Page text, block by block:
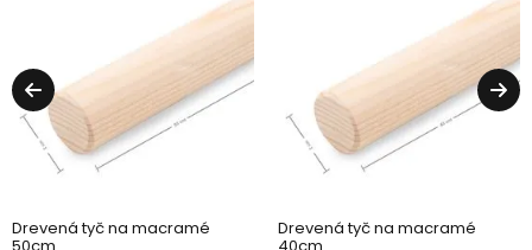
Drevená tyč na macramé Drevená tyč na macramé